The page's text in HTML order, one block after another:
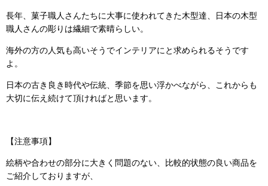
長年、菓子職人さんたちに大事に使われてきた木型達、日本の木型
職人さんの彫りは繊細で素晴らしい。
海外の方の人気も高いそうでインテリアにと求められるそうです
よ。
日本の古き良き時代や伝統、季節を思い浮かべながら、これからも
大切に伝え続けて頂ければと思います。
【注意事項】
絵柄や合わせの部分に大きく問題のない、比較的状態の良い商品を
ご紹介しておりますが、